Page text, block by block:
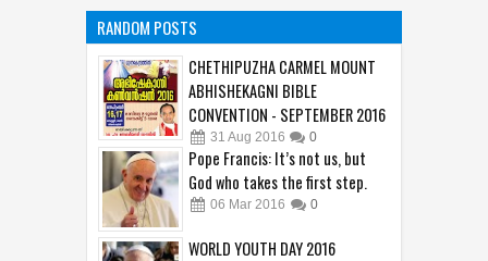
RANDOM POSTS
CHETHIPUZHA CARMEL MOUNT
ABHISHEKAGNI BIBLE
CONVENTION - SEPTEMBER 2016
31 Aug 2016 0
Pope Francis: It’s not us, but
God who takes the first step.
06 Mar 2016 0
WORLD YOUTH DAY 2016